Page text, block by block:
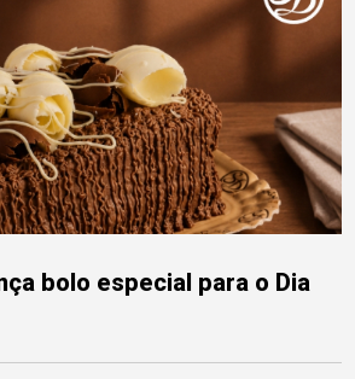
bolo especial para o Dia